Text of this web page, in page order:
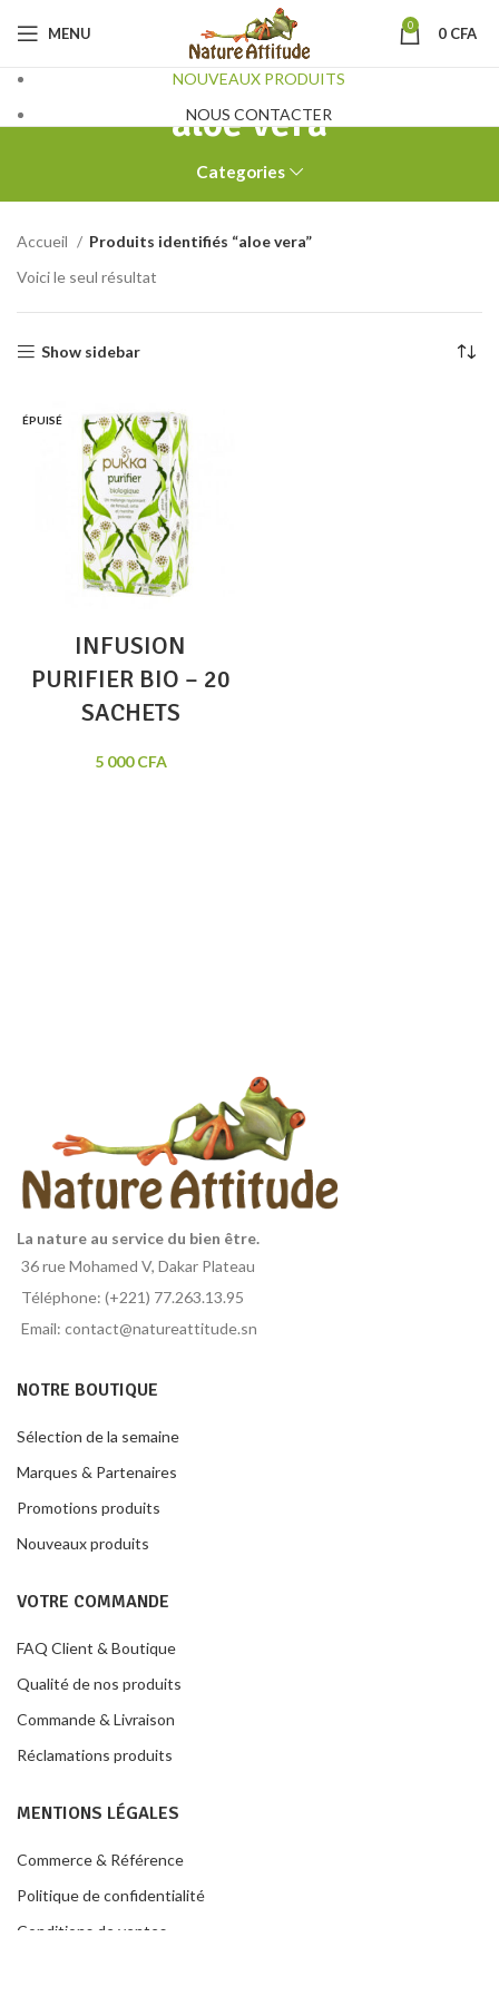
MENU 0 0 CFA
NOUVEAUX PRODUITS
NOUS CONTACTER
aloe vera
Categories
Accueil
Produits identifiés “aloe vera”
Voici le seul résultat
Show sidebar
ÉPUISÉ
INFUSION
PURIFIER BIO – 20
SACHETS
5 000CFA
La nature au service du bien être.
36 rue Mohamed V, Dakar Plateau
Téléphone: (+221) 77.263.13.95
Email: contact@natureattitude.sn
NOTRE BOUTIQUE
Sélection de la semaine
Marques & Partenaires
Promotions produits
Nouveaux produits
VOTRE COMMANDE
FAQ Client & Boutique
Qualité de nos produits
Commande & Livraison
Réclamations produits
MENTIONS LÉGALES
Commerce & Référence
Politique de confidentialité
Conditions de ventes